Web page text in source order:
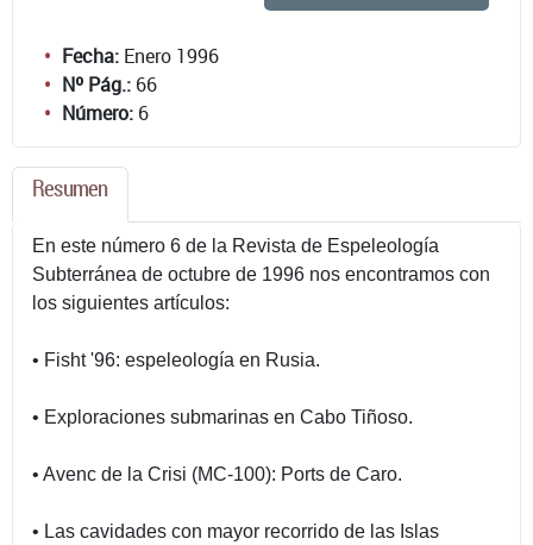
Fecha: Enero 1996
Nº Pág.: 66
Número: 6
Resumen
En este número 6 de la Revista de Espeleología
Subterránea de octubre de 1996 nos encontramos con
los siguientes artículos:
• Fisht '96: espeleología en Rusia.
• Exploraciones submarinas en Cabo Tiñoso.
• Avenc de la Crisi (MC-100): Ports de Caro.
• Las cavidades con mayor recorrido de las Islas